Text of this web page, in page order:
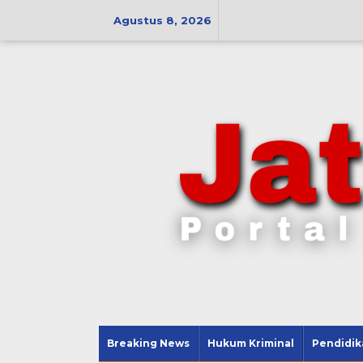
Agustus 8, 2026
Breaking News Hukum Kriminal